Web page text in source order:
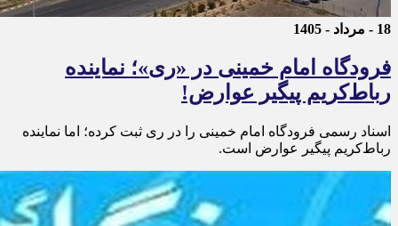
18 - مرداد - 1405
فرودگاه امام خمینی در «ری»؛ نماینده
رباط‌کریم پیگیر عوارض!
اسناد رسمی فرودگاه امام خمینی را در ری ثبت کرده‌؛ اما نماینده
رباط‌کریم پیگیر عوارض است.